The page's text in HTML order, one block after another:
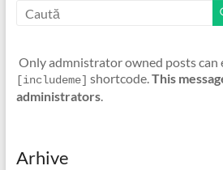
Only admnistrator owned posts can
[includeme] shortcode.This
administrators.
Arhive